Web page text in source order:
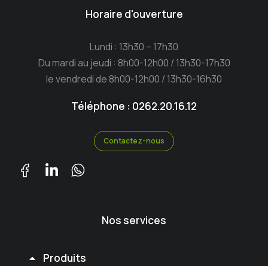
Horaire d'ouverture
Lundi : 13h30 – 17h30
Du mardi au jeudi : 8h00-12h00 / 13h30-17h30
le vendredi de 8h00-12h00 / 13h30-16h30
Téléphone : 0262.20.16.12
Contactez-nous
Nos services
Produits